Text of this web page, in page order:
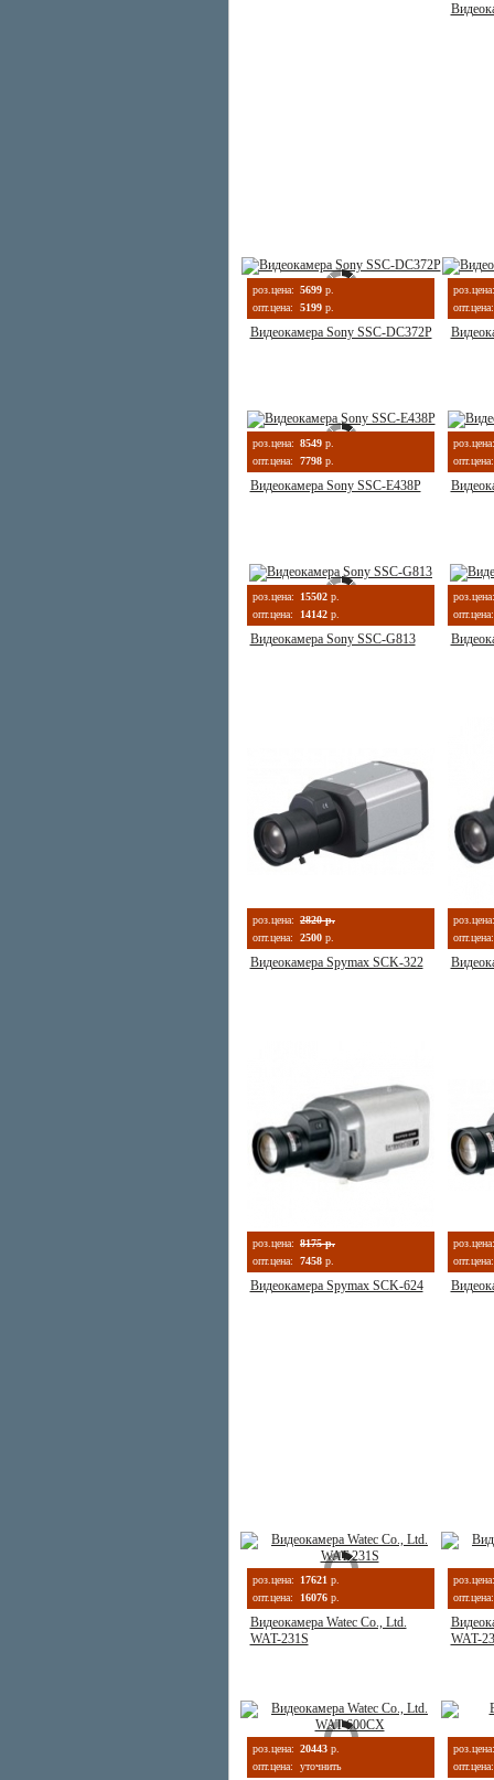
роз.цена: 5699 р.
опт.цена:
5199 р.
Видеокамера Sony SSC-DC372P
роз.цена:
опт.цена:
роз.цена: 8549 р.
опт.цена:
7798 р.
Видеокамера Sony SSC-E438P
роз.цена:
опт.цена:
роз.цена: 15502 р.
опт.цена:
14142 р.
Видеокамера Sony SSC-G813
роз.цена:
опт.цена:
роз.цена: 2820 р.
опт.цена:
2500 р.
Видеокамера Spymax SCK-322
роз.цена:
опт.цена:
роз.цена: 8175 р.
опт.цена:
7458 р.
Видеокамера Spymax SCK-624
роз.цена:
опт.цена:
роз.цена: 17621 р.
опт.цена:
16076 р.
Видеокамера Watec Co., Ltd.
WAT-231S
роз.цена:
опт.цена:
WAT-
роз.цена: 20443 р.
опт.цена:
уточнить
роз.цена:
опт.цена: